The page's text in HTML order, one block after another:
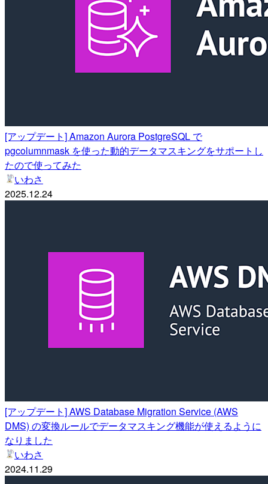
[アップデート] Amazon Aurora PostgreSQL で
pgcolumnmask を使った動的データマスキングをサポートし
たので使ってみた
いわさ
2025.12.24
[アップデート] AWS Database Migration Service (AWS
DMS) の変換ルールでデータマスキング機能が使えるように
なりました
いわさ
2024.11.29